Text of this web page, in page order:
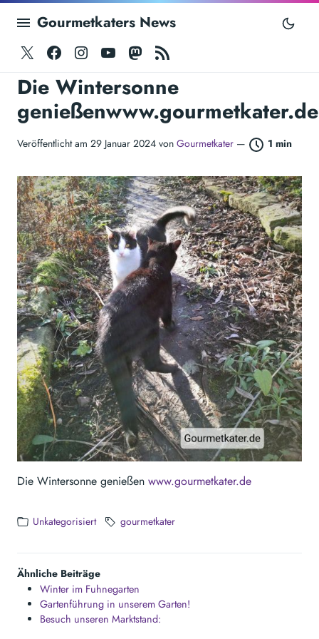
Gourmetkaters News
TwitterFacebook
Instagram
YoutubeMastodon
Die Wintersonne
genießenwww.gourmetkater.de
Veröffentlicht am 29 Januar 2024 von Gourmetkater — 1 min
Die Wintersonne genießen www.gourmetkater.de
Unkategorisiert gourmetkater
Ähnliche Beiträge
Winter im Fuhnegarten
Gartenführung in unserem Garten!
Besuch unseren Marktstand: